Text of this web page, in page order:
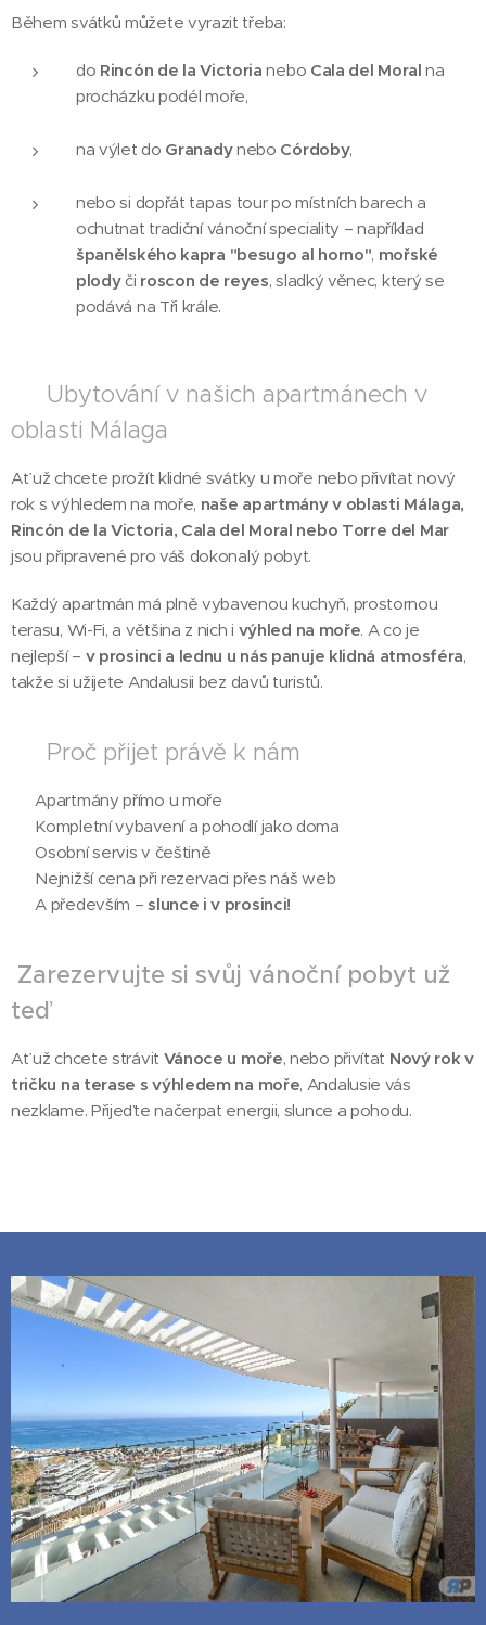
Během svátků můžete vyrazit třeba:
do Rincón de la Victoria nebo Cala del Moral na
procházku podél moře,
na výlet do Granadynebo Córdoby,
nebo si dopřát tapas tour po místních barech a
ochutnat tradiční vánoční speciality – například
španělského kapra "besugo al horno", mořské
plodyči roscon de reyes, sladký věnec, který se
podává na Tři krále.
🏡 Ubytování v našich apartmánech v
oblasti Málaga
Ať už chcete prožít klidné svátky u moře nebo přivítat nový
rok s výhledem na moře, naše apartmány v oblasti Málaga,
Rincón de la Victoria, Cala del Moral nebo Torre del Mar
jsou připravené pro váš dokonalý pobyt.
Každý apartmán má plně vybavenou kuchyň, prostornou
terasu, Wi-Fi, a většina z nich i výhled na moře. A co je
nejlepší – v prosinci a lednu u nás panuje klidná atmosféra,
takže si užijete Andalusii bez davů turistů.
💫 Proč přijet právě k nám
✔️ Apartmány přímo u moře
✔️ Kompletní vybavení a pohodlí jako doma
✔️ Osobní servis v češtině
✔️ Nejnižší cena při rezervaci přes náš web
✔️ A především – slunce i v prosinci!
Zarezervujte si svůj vánoční pobyt už
teď
Ať už chcete strávit Vánoce u moře, nebo přivítat Nový rok v
tričku na terase s výhledem na moře, Andalusie vás
nezklame. Přijeďte načerpat energii, slunce a pohodu.